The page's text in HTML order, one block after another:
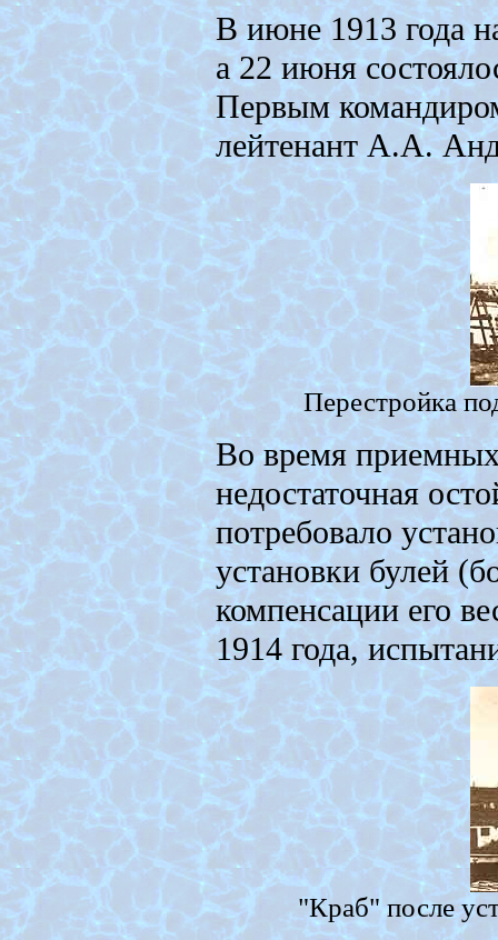
В июне 1913 года
а 22 июня
Первым
лейтенант А.А.
Перестройка
Во время
недостаточная
потребовало
установки булей
компенсации его
1914 года,
"Краб" после